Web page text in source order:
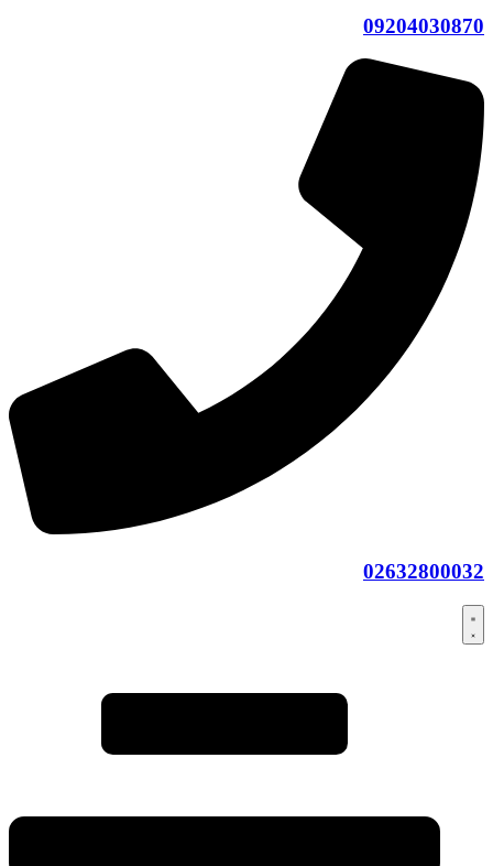
09204030870
02632800032